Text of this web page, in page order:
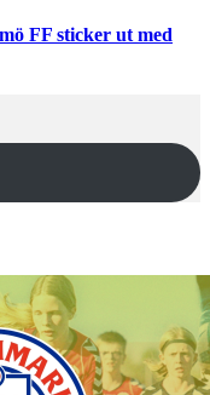
FF sticker ut med